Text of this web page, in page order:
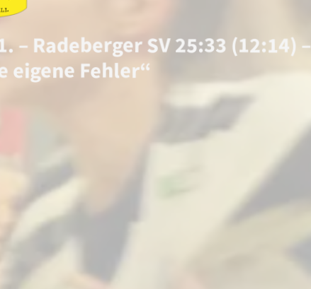
– Radeberger SV 25:33 (12:14) –
eigene Fehler“